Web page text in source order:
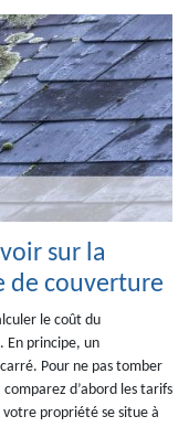
sur la
de couverture
le coût du
En principe, un
Pour ne pas tomber
d’abord les tarifs
votre propriété se situe à